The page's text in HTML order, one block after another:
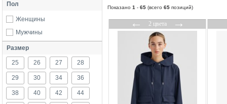
Пол
Женщины
Мужчины
Размер
25 26 27 28
29 30 34 36
38 40 42 44
Показано 1 - 65 (всего 65 позиций)
←2 цвета→